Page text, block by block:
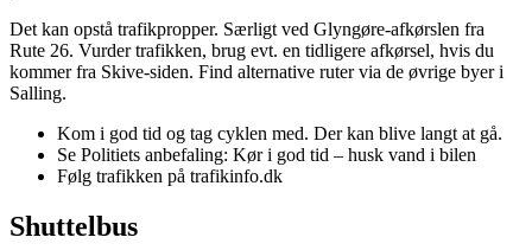
Det kan opstå trafikpropper. Særligt ved Glyngøre-afkørslen fra
Rute 26. Vurder trafikken, brug evt. en tidligere afkørsel, hvis du
kommer fra Skive-siden. Find alternative ruter via de øvrige byer i
Salling.
Kom i god tid og tag cyklen med. Der kan blive langt at gå.
Se Politiets anbefaling: Kør i god tid – husk vand i bilen
Følg trafikken på trafikinfo.dk
Shuttelbus